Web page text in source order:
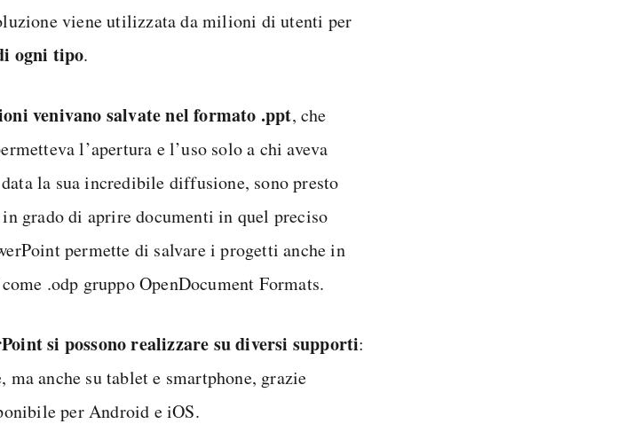
viene utilizzata da milioni di utenti per
ogni tipo.
venivano salvate nel formato .ppt, che
l’apertura e l’uso solo a chi aveva
la sua incredibile diffusione, sono presto
grado di aprire documenti in quel preciso
permette di salvare i progetti anche in
.odp gruppo OpenDocument Formats.
si possono realizzare su diversi supporti:
anche su tablet e smartphone, grazie
per Android e iOS.